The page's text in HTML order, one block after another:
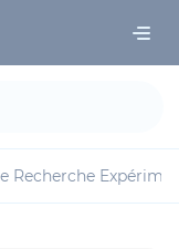
Recherche